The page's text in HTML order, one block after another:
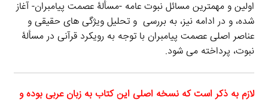
اولین و مهمترین مسائل نبوت عامه -مسألۀ عصمت پیامبران- آغاز
شده، و در ادامه نیز، به بررسی و تحلیل ویژگی های حقیقی و
عناصر اصلی عصمت پیامبران با توجه به رویکرد قرآنی در مسألۀ
نبوت، پرداخته می شود.
لازم به ذکر است که نسخه اصلی این کتاب به زبان عربی بوده و